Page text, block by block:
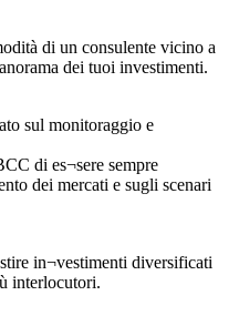
di un consulente vicino a
dei tuoi investimenti.
sul monitoraggio e
di es¬sere sempre
dei mercati e sugli scenari
in¬vestimenti diversificati
interlocutori.